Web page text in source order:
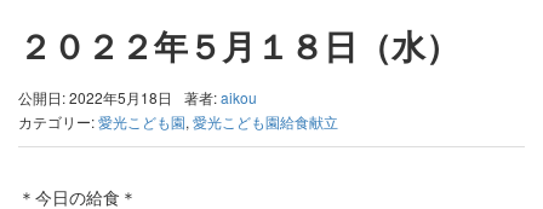
２０２２年５月１８日（水）
公開日: 2022年5月18日 著者:aikou
カテゴリー:愛光こども園, 愛光こども園給食献立
＊今日の給食＊